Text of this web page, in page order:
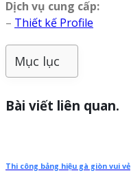
Dịch vụ cung cấp:
– Thiết kế Profile
Mục lục
Bài viết liên quan.
Thi công bảng hiệu gà giòn vui vẻ